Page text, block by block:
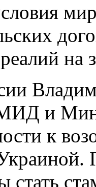
на
и
к
стать